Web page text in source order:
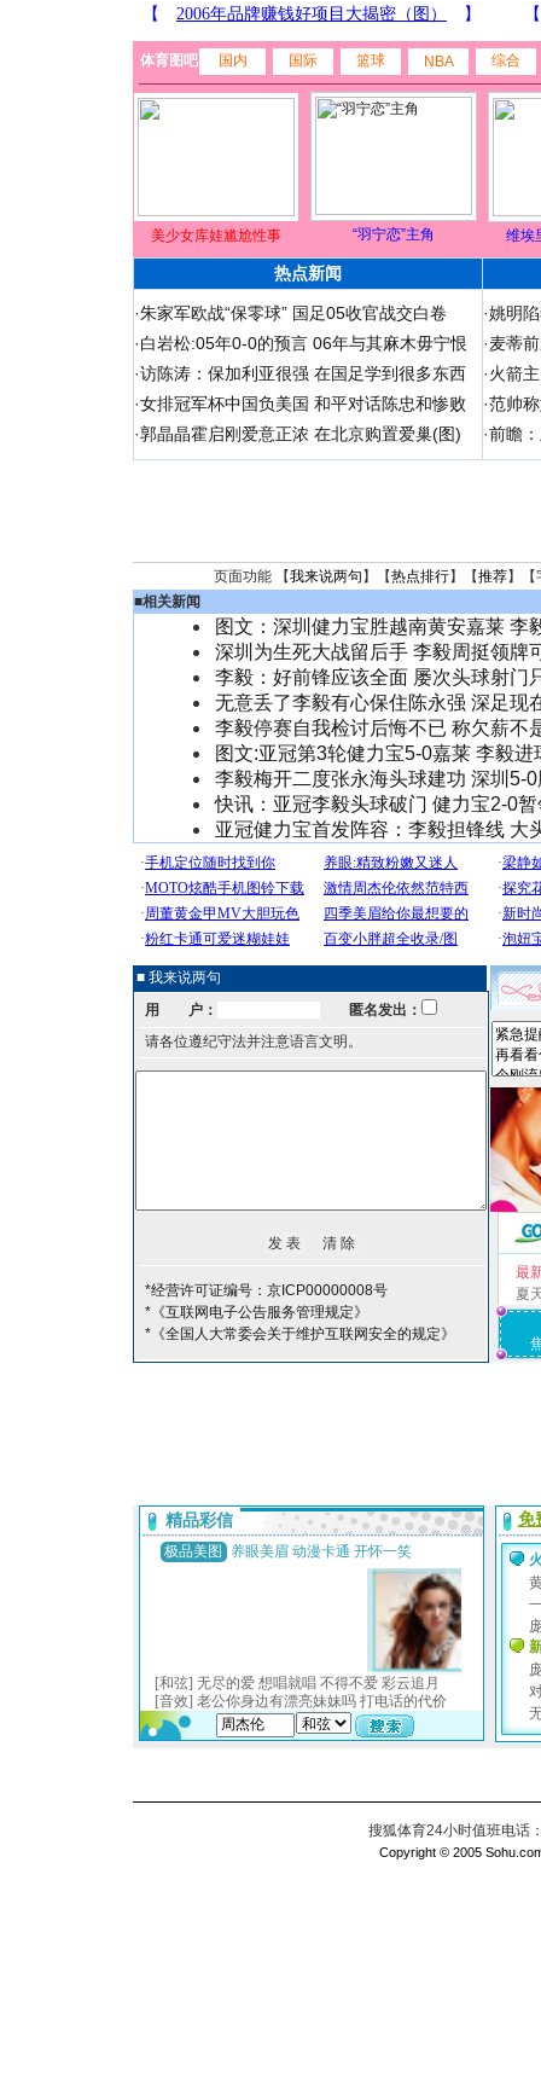
体育图吧 国内 国际 篮球 NBA 综合
美少女库娃尴尬性事 “羽宁恋”主角 维埃
热点新闻
·朱家军欧战“保零球” 国足05收官战交白卷
·白岩松:05年0-0的预言 06年与其麻木毋宁恨
·访陈涛：保加利亚很强 在国足学到很多东西
·女排冠军杯中国负美国 和平对话陈忠和惨败
·郭晶晶霍启刚爱意正浓 在北京购置爱巢(图)
·姚明
·麦蒂
·火箭
·范帅
·前瞻
页面功能 【我来说两句 】【热点排行】【推荐】【
■相关新闻
图文：深圳健力宝胜越南黄安嘉莱 李
深圳为生死大战留后手 李毅周挺领牌
李毅：好前锋应该全面 屡次头球射门
无意丢了李毅有心保住陈永强 深足现
李毅停赛自我检讨后悔不已 称欠薪不
图文:亚冠第3轮健力宝5-0嘉莱 李毅进
李毅梅开二度张永海头球建功 深圳5-
快讯：亚冠李毅头球破门 健力宝2-0
亚冠健力宝首发阵容：李毅担锋线 大
■ 我来说两句
用 户：
匿名发出：
请各位遵纪守法并注意语言文明。
*经营许可证编号：京ICP00000008号
*《互联网电子公告服务管理规定》
*《全国人大常委会关于维护互联网安全的规定》
最
夏
搜狐体育24小时值班电话
Copyright © 2005